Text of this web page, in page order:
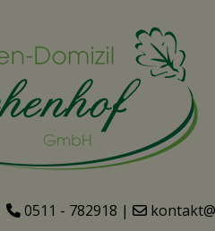
0511 - 782918 |